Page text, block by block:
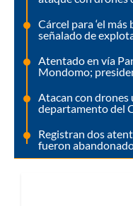
Cárcel para ‘el
señalado de
Atentado en vía
Mondomo;
Atacan con drones
departamento del
Registran dos
fueron